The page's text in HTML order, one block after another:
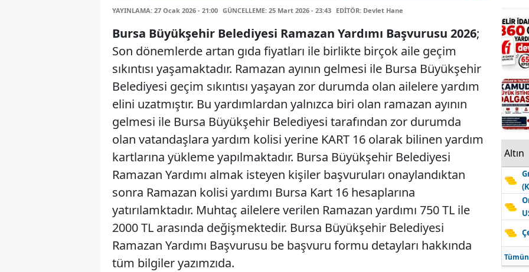
YAYINLAMA: 27 Ocak 2026 - 21:00 GÜNCELLEME: 25 Mart 2026 - 23:43 EDİTÖR: Devlet Hane
Bursa Büyükşehir Belediyesi Ramazan Yardımı Başvurusu 2026;
Son dönemlerde artan gıda fiyatları ile birlikte birçok aile geçim
sıkıntısı yaşamaktadır. Ramazan ayının gelmesi ile Bursa Büyükşehir
Belediyesi geçim sıkıntısı yaşayan zor durumda olan ailelere yardım
elini uzatmıştır. Bu yardımlardan yalnızca biri olan ramazan ayının
gelmesi ile Bursa Büyükşehir Belediyesi tarafından zor durumda
olan vatandaşlara yardım kolisi yerine KART 16 olarak bilinen yardım
kartlarına yükleme yapılmaktadır. Bursa Büyükşehir Belediyesi
Ramazan Yardımı almak isteyen kişiler başvuruları onaylandıktan
sonra Ramazan kolisi yardımı Bursa Kart 16 hesaplarına
yatırılamktadır. Muhtaç ailelere verilen Ramazan yardımı 750 TL ile
2000 TL arasında değişmektedir. Bursa Büyükşehir Belediyesi
Ramazan Yardımı Başvurusu be başvuru formu detayları hakkında
tüm bilgiler yazımzıda.
Altın